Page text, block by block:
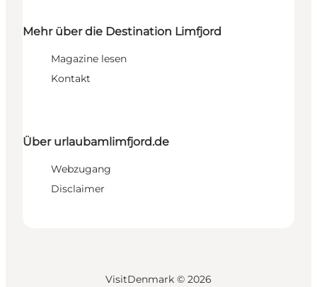
Mehr über die Destination Limfjord
Magazine lesen
Kontakt
Über urlaubamlimfjord.de
Webzugang
Disclaimer
VisitDenmark © 2026